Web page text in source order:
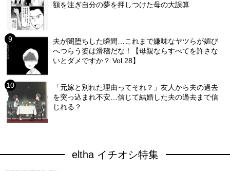
額を注ぎ自分の夢を押しつけた母の大誤算
夫が闇堕ちした瞬間…これまで嫌味なヤツらが媚び
へつらう姿は滑稽だな！【母親ならすべてを許さな
いとダメですか？ Vol.28】
「元嫁と別れた理由ってそれ？」友人から夫の過去
を突っ込まれ不安…信じて結婚した夫の過去まで信
じれる？
eltha イチオシ特集